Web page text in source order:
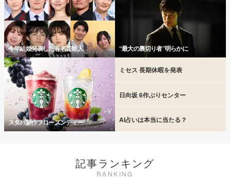
今年結婚発表した有名芸能人 “最大の裏切り者”明らかに
スタバ新作フローズンティー
ミセス 長期休暇を発表
日向坂 6作ぶりセンター
AI占いは本当に当たる？
記事ランキング
RANKING